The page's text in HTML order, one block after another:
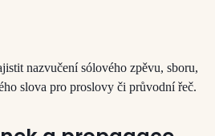
nazvučení sólového zpěvu, sboru,
slova pro proslovy či průvodní řeč.